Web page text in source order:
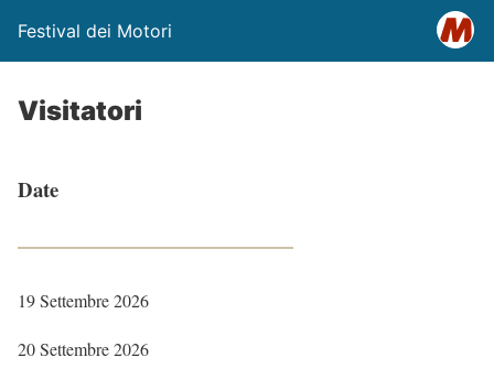
Festival dei Motori
Visitatori
Date
19 Settembre 2026
20 Settembre 2026